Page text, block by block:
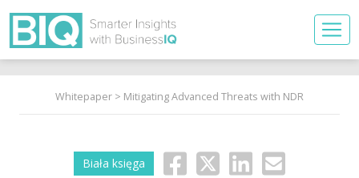
Whitepaper > Mitigating Advanced Threats with NDR
Biała księga